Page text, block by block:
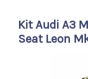
Kit Audi A3
Seat Leon